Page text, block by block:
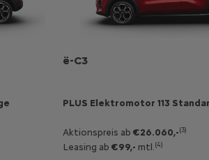
ë-C3
PLUS Elektromotor 113
Aktionspreis ab €26.060,-(3)
Leasing ab €99,- mtl. (4)